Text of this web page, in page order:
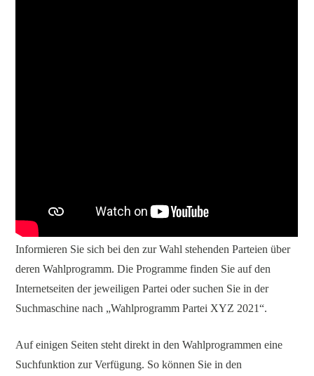
Informieren Sie sich bei den zur Wahl stehenden Parteien über
deren Wahlprogramm. Die Programme finden Sie auf den
Internetseiten der jeweiligen Partei oder suchen Sie in der
Suchmaschine nach „Wahlprogramm Partei XYZ 2021“.
Auf einigen Seiten steht direkt in den Wahlprogrammen eine
Suchfunktion zur Verfügung. So können Sie in den